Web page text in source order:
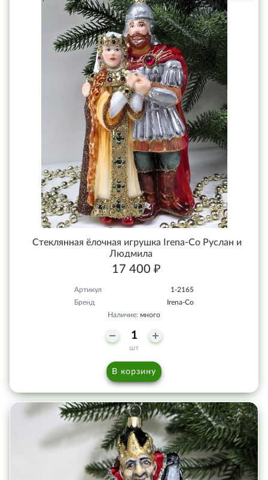
Стеклянная ёлочная игрушка Irena-Co Руслан и
Людмила
17 400 ₽
Артикул
1-2165
Бренд
Irena-Co
Наличие: много
шт
В корзину